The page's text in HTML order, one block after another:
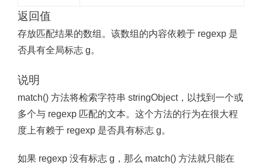
返回值
存放匹配结果的数组。该数组的内容依赖于 regexp 是
否具有全局标志 g。
说明
match() 方法将检索字符串 stringObject，以找到一个或
多个与 regexp 匹配的文本。这个方法的行为在很大程
度上有赖于 regexp 是否具有标志 g。
如果 regexp 没有标志 g，那么 match() 方法就只能在